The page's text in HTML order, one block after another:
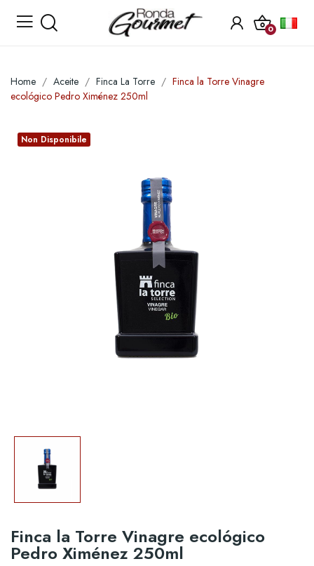
0
Home Aceite Finca La Torre
Finca la Torre Vinagre
ecológico Pedro Ximénez 250ml
Non Disponibile
Finca la Torre Vinagre ecológico
Pedro Ximénez 250ml